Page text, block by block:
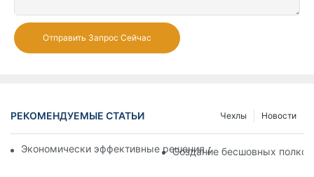
Отправить Запрос Сейчас
РЕКОМЕНДУЕМЫЕ СТАТЬИ Новости
Чехлы
Экономически эффективные решения для супермаркетов:
Создание бесшовных